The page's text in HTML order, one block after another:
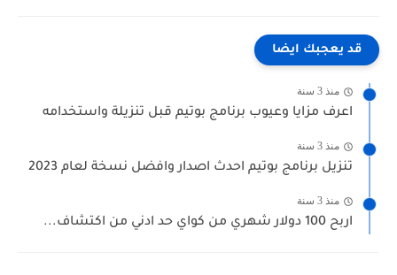
قد يعجبك ايضا
منذ 3 سنة
اعرف مزايا وعيوب برنامج بوتيم قبل تنزيلة واستخدامه
منذ 3 سنة
تنزيل برنامج بوتيم احدث اصدار وافضل نسخة لعام 2023
منذ 3 سنة
اربح 100 دولار شهري من كواي حد ادني من اكتشاف...